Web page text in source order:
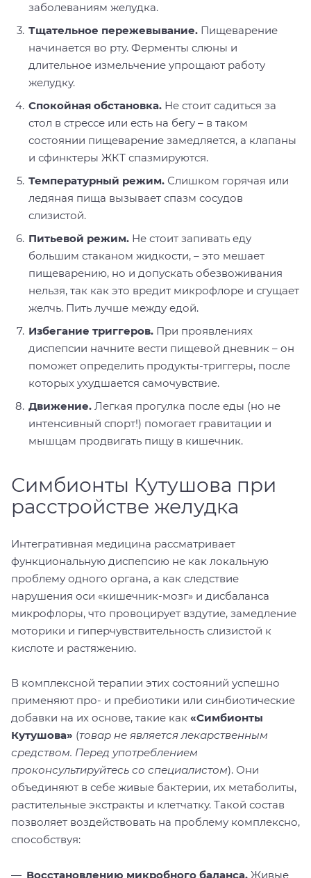
заболеваниям желудка.
Тщательное пережевывание. Пищеварение
начинается во рту. Ферменты слюны и
длительное измельчение упрощают работу
желудку.
Спокойная обстановка. Не стоит садиться за
стол в стрессе или есть на бегу – в таком
состоянии пищеварение замедляется, а клапаны
и сфинктеры ЖКТ спазмируются.
Температурный режим. Слишком горячая или
ледяная пища вызывает спазм сосудов
слизистой.
Питьевой режим. Не стоит запивать еду
большим стаканом жидкости, – это мешает
пищеварению, но и допускать обезвоживания
нельзя, так как это вредит микрофлоре и сгущает
желчь. Пить лучше между едой.
Избегание триггеров. При проявлениях
диспепсии начните вести пищевой дневник – он
поможет определить продукты-триггеры, после
которых ухудшается самочувствие.
Движение. Легкая прогулка после еды (но не
интенсивный спорт!) помогает гравитации и
мышцам продвигать пищу в кишечник.
Симбионты Кутушова при
расстройстве желудка
Интегративная медицина рассматривает
функциональную диспепсию не как локальную
проблему одного органа, а как следствие
нарушения оси «кишечник-мозг» и дисбаланса
микрофлоры, что провоцирует вздутие, замедление
моторики и гиперчувствительность слизистой к
кислоте и растяжению.
В комплексной терапии этих состояний успешно
применяют про- и пребиотики или синбиотические
добавки на их основе, такие как «Симбионты
Кутушова» (товар не является лекарственным
средством. Перед употреблением
проконсультируйтесь со специалистом). Они
объединяют в себе живые бактерии, их метаболиты,
растительные экстракты и клетчатку. Такой состав
позволяет воздействовать на проблему комплексно,
способствуя:
Восстановлению микробного баланса. Живые